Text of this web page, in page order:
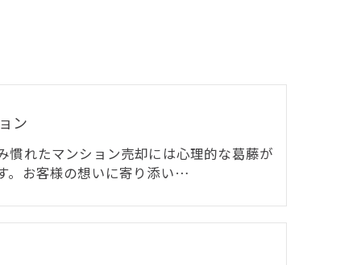
ン
慣れたマンション売却には心理的な葛藤が
。お客様の想いに寄り添い…